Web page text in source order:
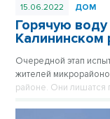
15.06.2022 ДОМ
Горячую
Калининском
Очередной этап
жителей
районе. Они лишатся